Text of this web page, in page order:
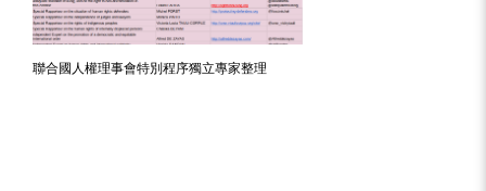
聯合國人權理事會特別程序獨立專家整理